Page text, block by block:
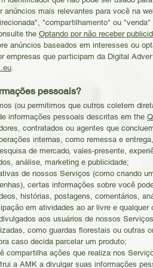
anúncios mais relevantes para você na
"compartilhamento" ou
the Optando por não receber
anúncios baseados em interesses ou
empresas que participam da Digital
.
pessoais?
(ou permitimos que outros coletem
informações pessoais descritas em the
contratados ou agentes que
internas, como remessa e
de mercado, vales-presente,
análise, marketing e publicidade;
de nossos Serviços (como criando
certas informações sobre você
histórias, postagens, comentários,
em atividades ao ar livre e
aos usuários de nossos
como guardas florestais ou outras
caso decida parcelar um produto;
compartilha ações que realiza nos
a AMK a divulgar suas informações